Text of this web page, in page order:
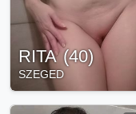
RITA (40)
SZEGED